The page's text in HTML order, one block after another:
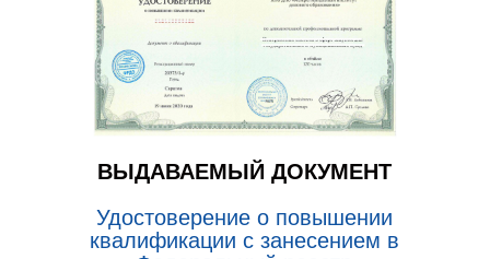
ВЫДАВАЕМЫЙ ДОКУМЕНТ
Удостоверение о повышении
квалификации с занесением в